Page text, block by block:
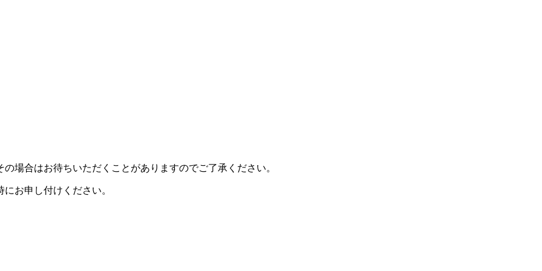
場合はお待ちいただくことがありますのでご了承ください。
お申し付けください。